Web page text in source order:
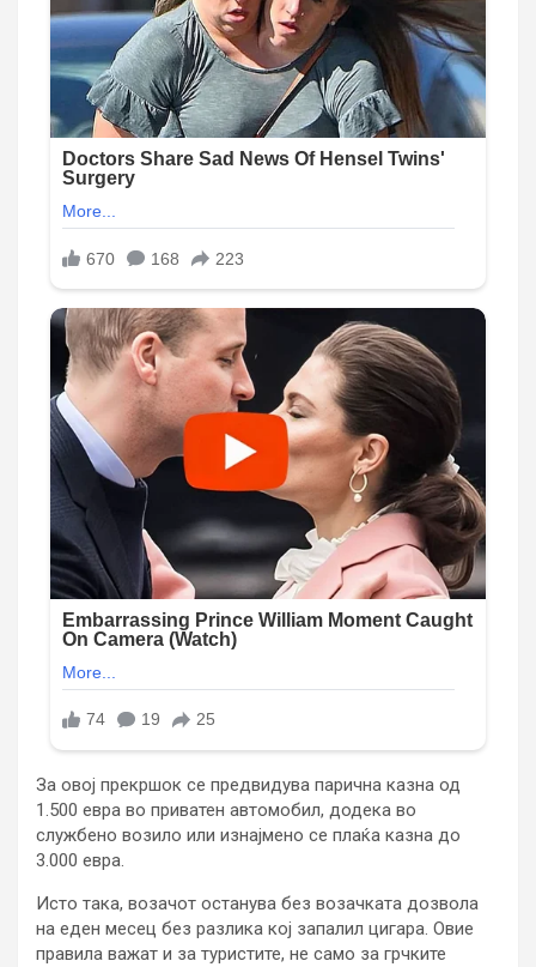
За овој прекршок се предвидува парична казна од
1.500 евра во приватен автомобил, додека во
службено возило или изнајмено се плаќа казна до
3.000 евра.
Исто така, возачот останува без возачката дозвола
на еден месец без разлика кој запалил цигара. Овие
правила важат и за туристите, не само за грчките